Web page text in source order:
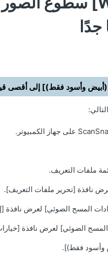
جدًا
وأسود فقط)] إلى أقصى
ملفات التعريف.
نافذة [تحرير ملفات التعريف].
المسح الضوئي] لعرض نافذة
[المسح الضوئي] لعرض نافذة
وأسود فقط)].